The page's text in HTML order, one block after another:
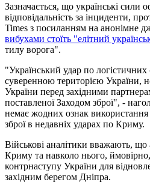
Зазначається, що українські сили
відповідальність за інциденти,
Times з посиланням на анонімне
вибухами стоїть "елітний
тилу ворога".
"Український удар по
суверенною територією України,
України перед західними
поставленої Заходом зброї", -
немає жодних ознак
зброї в недавніх ударах по Криму.
Військові аналітики вважають, що
Криму та навколо нього,
контрнаступу України для
західним берегом Дніпра.